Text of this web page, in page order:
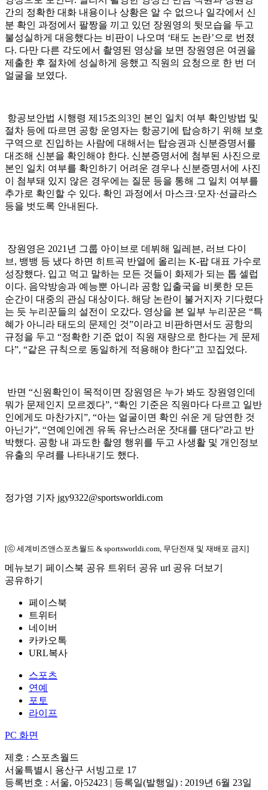
간의 정확한 대화 내용이나 상황은 알 수 없으나 일각에서 신
분 확인 과정에서 팔짱을 끼고 있던 장원영의 뒷모습을 두고
불성실하게 대응했다는 비판이 나오며 ‘태도 논란’으로 번졌
다. 다만 다른 각도에서 촬영된 영상을 보면 장원영은 여권을
제출한 후 절차에 성실하게 응했고 직원의 요청으로 한 번 더
얼굴을 보였다.
항공보안법 시행령 제15조의3인 본인 일치 여부 확인방법 및
절차 등에 따르면 공항 운영자는 항공기에 탑승하기 위해 보호
구역으로 진입하는 사람에 대해서는 탑승권과 신분증명서를
대조해 신분을 확인해야 한다. 신분증명서에 첨부된 사진으로
본인 일치 여부를 확인하기 어려운 경우나 신분증명서에 사진
이 첨부돼 있지 않은 경우에는 질문 등을 통해 그 일치 여부를
추가로 확인할 수 있다. 확인 과정에서 마스크·모자·선글라스
등을 벗도록 안내된다.
장원영은 2021년 그룹 아이브로 데뷔해 일레븐, 러브 다이
브, 뱅뱅 등 냈다 하면 히트곡 반열에 올리는 K-팝 대표 가수로
성장했다. 입고 먹고 말하는 모든 것들이 화제가 되는 톱 셀럽
이다. 음악방송과 예능뿐 아니라 공항 입출국을 비롯한 모든
순간이 대중의 관심 대상이다. 해당 논란이 불거지자 기다렸다
는 듯 누리꾼들의 설전이 오갔다. 영상을 본 일부 누리꾼은 “특
혜가 아니라 태도의 문제인 것”이라고 비판하면서도 공항의
규정을 두고 “정확한 기준 없이 직원 재량으로 한다는 게 문제
다”, “같은 규칙으로 동일하게 적용해야 한다”고 꼬집었다.
반면 “신원확인이 목적이면 장원영은 누가 봐도 장원영인데
뭐가 문제인지 모르겠다”, “확인 기준은 직원마다 다르고 일반
인에게도 마찬가지”, “아는 얼굴이면 확인 쉬운 게 당연한 것
아닌가”, “연예인에겐 유독 유난스러운 잣대를 댄다”라고 반
박했다. 공항 내 과도한 촬영 행위를 두고 사생활 및 개인정보
유출의 우려를 나타내기도 했다.
정가영 기자 jgy9322@sportsworldi.com
[ⓒ 세계비즈앤스포츠월드 & sportsworldi.com, 무단전재 및 재배포 금지]
메뉴보기 페이스북 공유 트위터 공유 url 공유 더보기
공유하기
페이스북
트위터
네이버
카카오톡
URL복사
스포츠
연예
포토
라이프
PC 화면
제호 : 스포츠월드
서울특별시 용산구 서빙고로 17
등록번호 : 서울, 아52423 | 등록일(발행일) : 2019년 6월 23일